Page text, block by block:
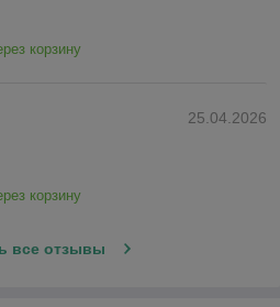
корзину
25.04.2026
корзину
все отзывы